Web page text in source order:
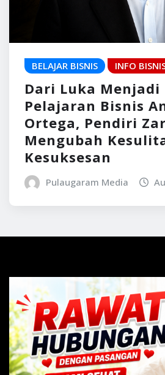
BELAJAR BISNIS INFO
Dari Luka Menjadi
Pelajaran Bisnis
Ortega, Pendiri
Mengubah
Kesuksesan
Pulaugaram Media